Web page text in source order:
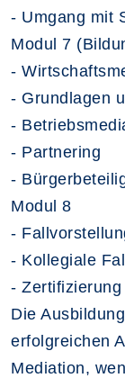
- Umgang mit
Modul 7
-
- Grundlagen
-
- Partnering
-
Modul 8
-
- Kollegiale
- Zertifizierung
Die
erfolgreichen
Mediation,